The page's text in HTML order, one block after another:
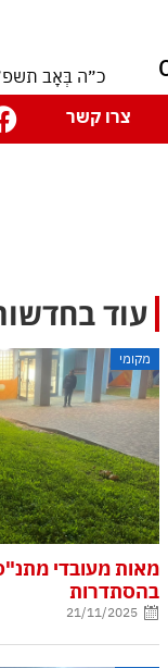
כ״ה בְּאָב
צרו קשר
עוד
מקומי
מאות מעובדי
בהסתדרות
21/11/2025